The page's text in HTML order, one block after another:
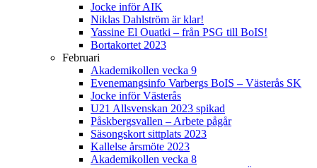
Jocke inför AIK
Niklas Dahlström är klar!
Yassine El Ouatki – från PSG till BoIS!
Bortakortet 2023
Februari
Akademikollen vecka 9
Evenemangsinfo Varbergs BoIS – Västerås SK
Jocke inför Västerås
U21 Allsvenskan 2023 spikad
Påskbergsvallen – Arbete pågår
Säsongskort sittplats 2023
Kallelse årsmöte 2023
Akademikollen vecka 8